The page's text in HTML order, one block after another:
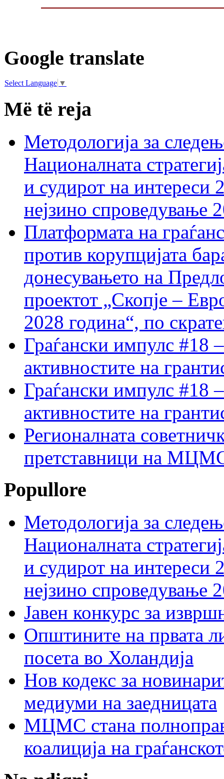
Google translate
Select Language ▼
Më të reja
Методологија за
Националната
и судирот на интереси
нејзино спроведување
Платформата на
против корупцијата
донесувањето на
проектот „Скопје –
2028 година“, по
Граѓански импулс #18
активностите на
Граѓански импулс #18
активностите на
Регионалната
претставници на МЦМС
Popullore
Методологија за
Националната
и судирот на интереси
нејзино спроведување
Јавен конкурс за
Општините на првата
посета во Холандија
Нов кодекс за
медиуми на заедницата
МЦМС стана
коалиција на